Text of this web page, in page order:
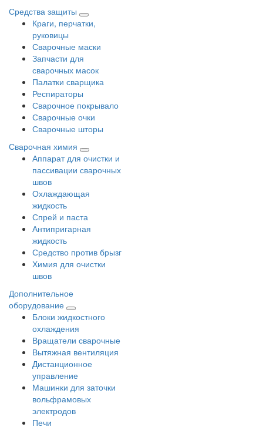
Средства защиты
Краги, перчатки,
руковицы
Сварочные маски
Запчасти для
сварочных масок
Палатки сварщика
Респираторы
Сварочное покрывало
Сварочные очки
Сварочные шторы
Сварочная химия
Аппарат для очистки и
пассивации сварочных
швов
Охлаждающая
жидкость
Спрей и паста
Антипригарная
жидкость
Средство против брызг
Химия для очистки
швов
Дополнительное
оборудование
Блоки жидкостного
охлаждения
Вращатели сварочные
Вытяжная вентиляция
Дистанционное
управление
Машинки для заточки
вольфрамовых
электродов
Печи